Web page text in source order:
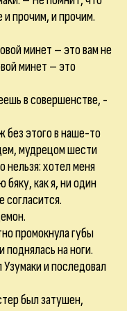
и прочим, и прочим.
минет – это вам не
минет – это
в совершенстве, -
без этого в наше-то
мудрецом шести
нельзя: хотел меня
бяку, как я, ни один
согласится.
промокнула губы
поднялась на ноги.
и последовал
был затушен,